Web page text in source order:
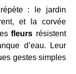
: le jardin
et la corvée
fleurs résistent
d’eau. Leur
gestes simples